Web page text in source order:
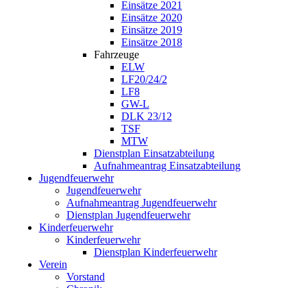
Einsätze 2021
Einsätze 2020
Einsätze 2019
Einsätze 2018
Fahrzeuge
ELW
LF20/24/2
LF8
GW-L
DLK 23/12
TSF
MTW
Dienstplan Einsatzabteilung
Aufnahmeantrag Einsatzabteilung
Jugendfeuerwehr
Jugendfeuerwehr
Aufnahmeantrag Jugendfeuerwehr
Dienstplan Jugendfeuerwehr
Kinderfeuerwehr
Kinderfeuerwehr
Dienstplan Kinderfeuerwehr
Verein
Vorstand